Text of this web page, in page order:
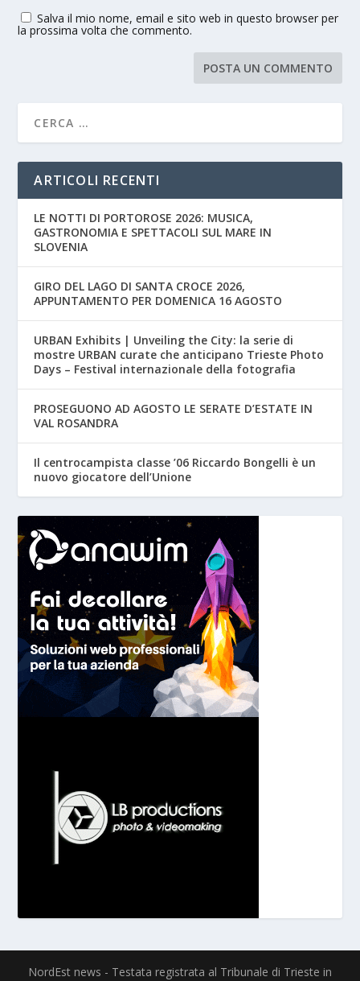
Salva il mio nome, email e sito web in questo browser per
la prossima volta che commento.
ARTICOLI RECENTI
LE NOTTI DI PORTOROSE 2026: MUSICA,
GASTRONOMIA E SPETTACOLI SUL MARE IN
SLOVENIA
GIRO DEL LAGO DI SANTA CROCE 2026,
APPUNTAMENTO PER DOMENICA 16 AGOSTO
URBAN Exhibits | Unveiling the City: la serie di
mostre URBAN curate che anticipano Trieste Photo
Days – Festival internazionale della fotografia
PROSEGUONO AD AGOSTO LE SERATE D’ESTATE IN
VAL ROSANDRA
Il centrocampista classe ’06 Riccardo Bongelli è un
nuovo giocatore dell’Unione
NordEst news - Testata registrata al Tribunale di Trieste in